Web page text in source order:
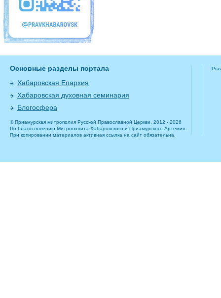
Основные разделы портала
Хабаровская Епархия
Хабаровская духовная семинария
Блогосфера
© Приамурская митрополия Русской Православной Церкви, 2012 - 2026
По благословению Митрополита Хабаровского и Приамурского Артемия.
При копировании материалов активная ссылка на сайт обязательна.